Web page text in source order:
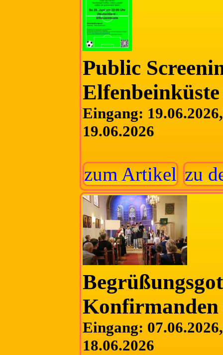
Public
Elfenbeinküste
Eingang:
19.06.2026
zum Artikel zu
Konfirmanden
Eingang:
18.06.2026